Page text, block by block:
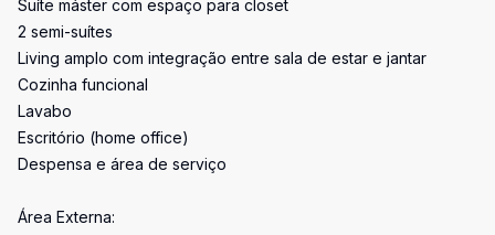
Suíte máster com espaço para closet
2 semi-suítes
Living amplo com integração entre sala de estar e jantar
Cozinha funcional
Lavabo
Escritório (home office)
Despensa e área de serviço
Área Externa: